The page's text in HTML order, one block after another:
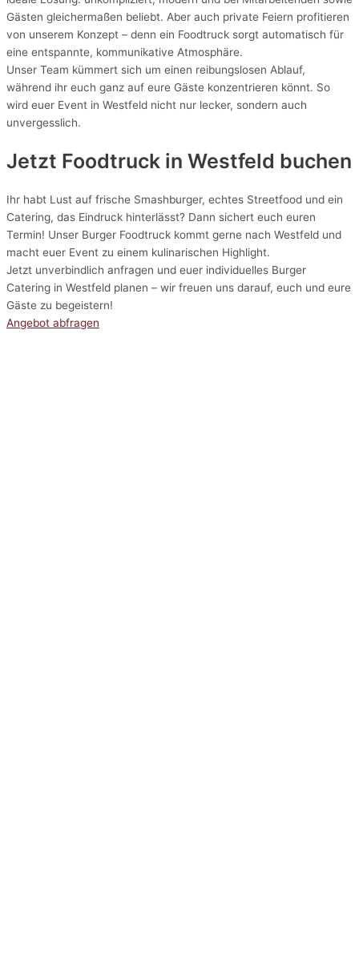
Gästen gleichermaßen beliebt. Aber auch private Feiern profitieren
von unserem Konzept – denn ein Foodtruck sorgt automatisch für
eine entspannte, kommunikative Atmosphäre.
Unser Team kümmert sich um einen reibungslosen Ablauf,
während ihr euch ganz auf eure Gäste konzentrieren könnt. So
wird euer Event in Westfeld nicht nur lecker, sondern auch
unvergesslich.
Jetzt Foodtruck in Westfeld buchen
Ihr habt Lust auf frische Smashburger, echtes Streetfood und ein
Catering, das Eindruck hinterlässt? Dann sichert euch euren
Termin! Unser Burger Foodtruck kommt gerne nach Westfeld und
macht euer Event zu einem kulinarischen Highlight.
Jetzt unverbindlich anfragen und euer individuelles Burger
Catering in Westfeld planen – wir freuen uns darauf, euch und eure
Gäste zu begeistern!
Angebot abfragen